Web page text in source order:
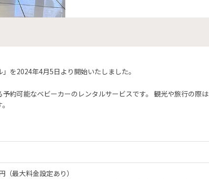
を2024年4月5日より開始いたしました。
約可能なベビーカーのレンタルサービスです。 観光や旅行の際
（最大料金設定あり）